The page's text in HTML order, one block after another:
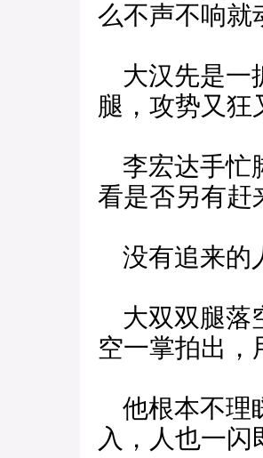
么不声不响就
大汉先是一
腿，攻势又狂
李宏达手忙
看是否另有赶
没有追来的
大双双腿落
空一掌拍出，
他根本不理
入，人也一